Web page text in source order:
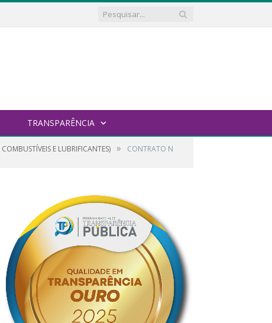
TRANSPARÊNCIA
E LUBRIFICANTES) » CONTRATO N